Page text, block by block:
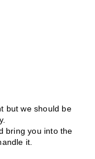
but we should be
bring you into the
it.